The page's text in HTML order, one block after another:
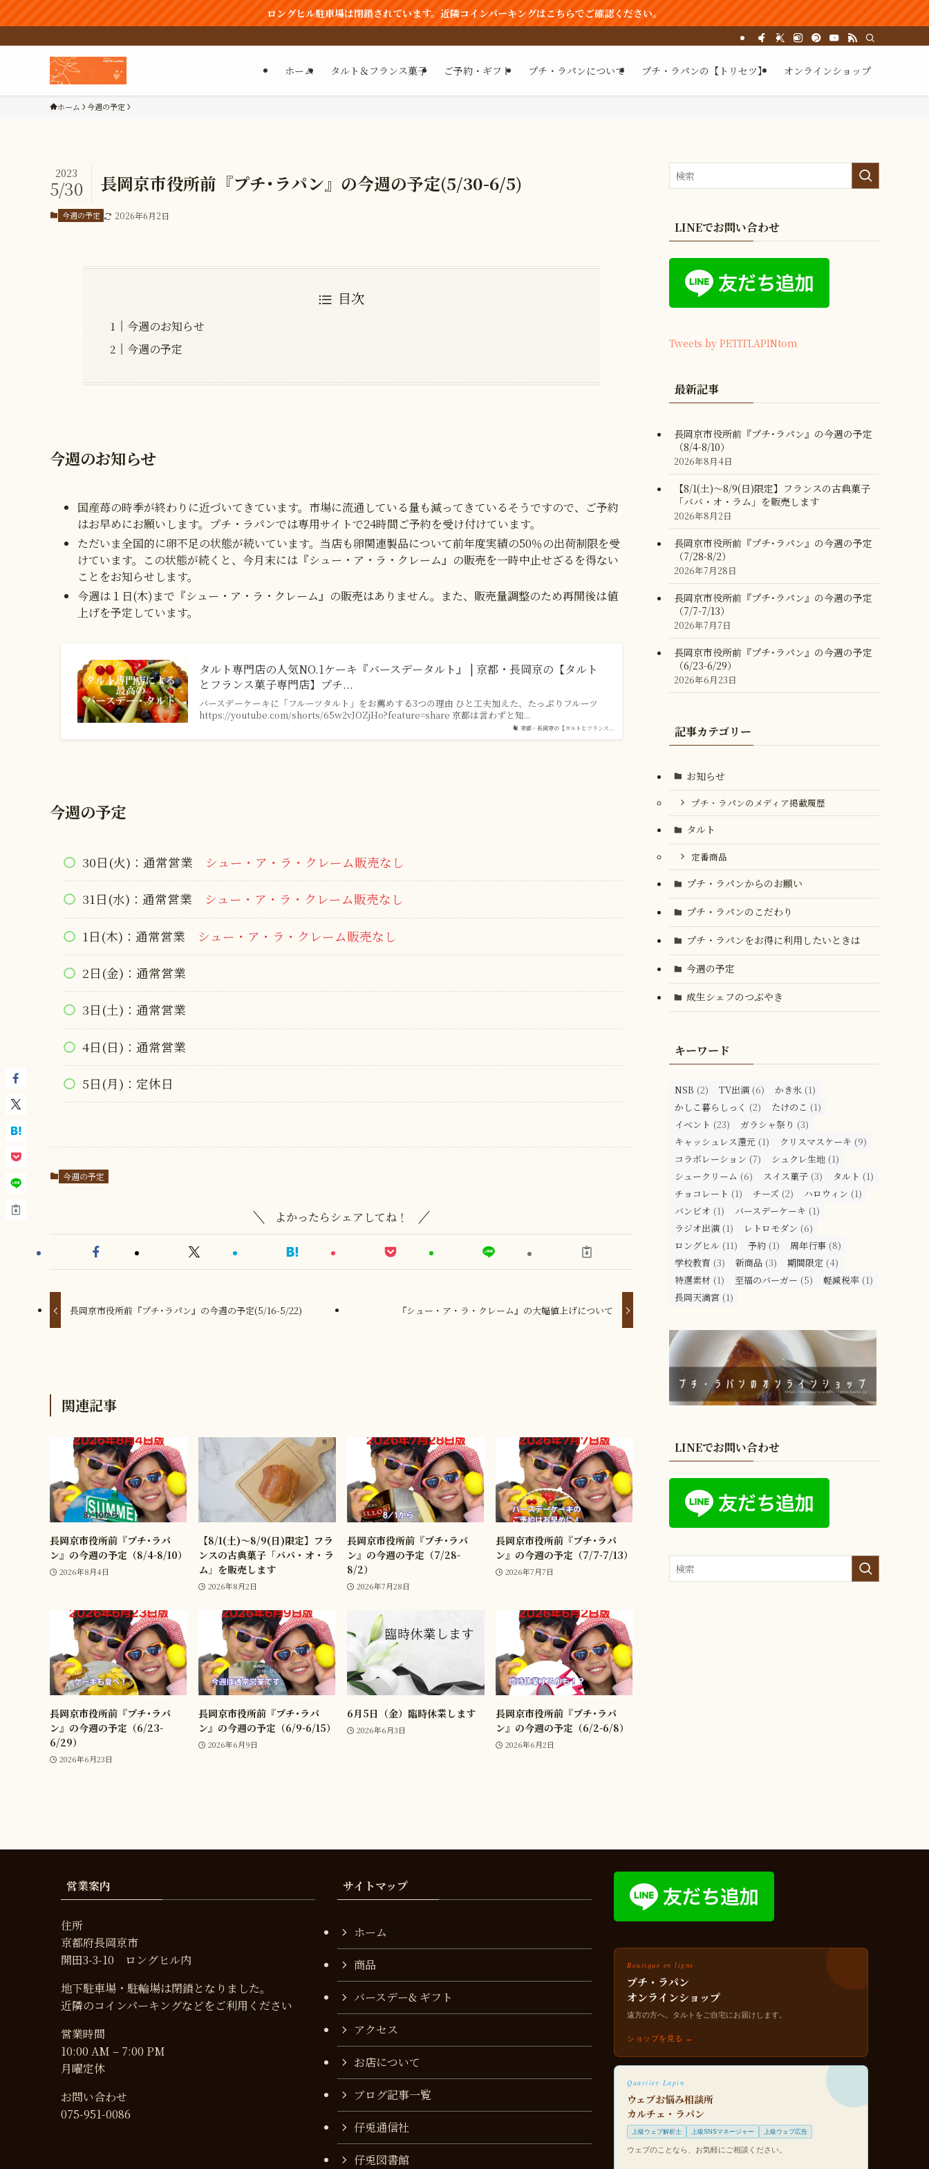
ロングヒル駐車場は閉鎖されています。近隣コインパーキングはこちらでご確認ください。
ホーム タルト＆フランス菓子 ご予約・ギフト プチ・ラパンについて プチ・ラパンの【トリセツ】 オンラインショップ
ホーム 今週の予定
長岡京市役所前『プチ･ラパン』の今週の予定(5/30-6/5)
2023
5/30
今週の予定 2026年6月2日
目次
今週のお知らせ
今週の予定
今週のお知らせ
国産苺の時季が終わりに近づいてきています。市場に流通している量も減ってきているそうですので、ご予約
はお早めにお願いします。プチ・ラパンでは専用サイトで24時間ご予約を受け付けています。
ただいま全国的に卵不足の状態が続いています。当店も卵関連製品について前年度実績の50％の出荷制限を受
けています。この状態が続くと、今月末には『シュー・ア・ラ・クレーム』の販売を一時中止せざるを得ない
ことをお知らせします。
今週は１日(木)まで『シュー・ア・ラ・クレーム』の販売はありません。また、販売量調整のため再開後は値
上げを予定しています。
京都・長岡京の【タルトとフランス...
タルト専門店の人気NO.1ケーキ『バースデータルト』 | 京都・長岡京の【タルト
とフランス菓子専門店】プチ...
バースデーケーキに「フルーツタルト」をお薦めする3つの理由 ひと工夫加えた、たっぷりフルーツ
https://youtube.com/shorts/65w2vJOZjHo?feature=share 京都は言わずと知...
今週の予定
30日(火)：通常営業 シュー・ア・ラ・クレーム販売なし
31日(水)：通常営業 シュー・ア・ラ・クレーム販売なし
1日(木)：通常営業 シュー・ア・ラ・クレーム販売なし
2日(金)：通常営業
3日(土)：通常営業
4日(日)：通常営業
5日(月)：定休日
今週の予定
よかったらシェアしてね！
長岡京市役所前『プチ･ラパン』の今週の予定(5/16-5/22) 『シュー・ア・ラ・クレーム』の大幅値上げについて
関連記事
長岡京市役所前『プチ･ラパ
ン』の今週の予定（8/4-8/10）
2026年8月4日
【8/1(土)〜8/9(日)限定】フラ
ンスの古典菓子「ババ・オ・ラ
ム」を販売します
2026年8月2日
長岡京市役所前『プチ･ラパ
ン』の今週の予定（7/28-
8/2）
2026年7月28日
長岡京市役所前『プチ･ラパ
ン』の今週の予定（7/7-7/13）
2026年7月7日
長岡京市役所前『プチ･ラパ
ン』の今週の予定（6/23-
6/29）
2026年6月23日
長岡京市役所前『プチ･ラパ
ン』の今週の予定（6/9-6/15）
2026年6月9日
6月5日（金）臨時休業します
2026年6月3日
長岡京市役所前『プチ･ラパ
ン』の今週の予定（6/2-6/8）
2026年6月2日
LINEでお問い合わせ
Tweets by PETITLAPINtom
最新記事
長岡京市役所前『プチ･ラパン』の今週の予定
（8/4-8/10）
2026年8月4日
【8/1(土)〜8/9(日)限定】フランスの古典菓子
「ババ・オ・ラム」を販売します
2026年8月2日
長岡京市役所前『プチ･ラパン』の今週の予定
（7/28-8/2）
2026年7月28日
長岡京市役所前『プチ･ラパン』の今週の予定
（7/7-7/13）
2026年7月7日
長岡京市役所前『プチ･ラパン』の今週の予定
（6/23-6/29）
2026年6月23日
記事カテゴリー
お知らせ
プチ・ラパンのメディア掲載履歴
タルト
定番商品
プチ・ラパンからのお願い
プチ・ラパンのこだわり
プチ・ラパンをお得に利用したいときは
今週の予定
成生シェフのつぶやき
キーワード
NSB (2) TV出演 (6) かき氷 (1)
かしこ暮らしっく (2) たけのこ (1)
イベント (23) ガラシャ祭り (3)
キャッシュレス還元 (1) クリスマスケーキ (9)
コラボレーション (7) シュクレ生地 (1)
シュークリーム (6) スイス菓子 (3) タルト (1)
チョコレート (1) チーズ (2) ハロウィン (1)
バンビオ (1) バースデーケーキ (1)
ラジオ出演 (1) レトロモダン (6)
ロングヒル (11) 予約 (1) 周年行事 (8)
学校教育 (3) 新商品 (3) 期間限定 (4)
特選素材 (1) 至福のバーガー (5) 軽減税率 (1)
長岡天満宮 (1)
LINEでお問い合わせ
営業案内
住所
京都府長岡京市
開田3-3-10 ロングヒル内
地下駐車場・駐輪場は閉鎖となりました。
近隣のコインパーキングなどをご利用ください
営業時間
10:00 AM – 7:00 PM
月曜定休
お問い合わせ
075-951-0086
サイトマップ
ホーム
商品
バースデー& ギフト
アクセス
お店について
ブログ記事一覧
仔兎通信社
仔兎図書館
Boutique en ligne
プチ・ラパン
オンラインショップ
遠方の方へ。タルトをご自宅にお届けします。
ショップを見る →
Quartier Lapin
ウェブお悩み相談所
カルチェ・ラパン
上級ウェブ解析士 上級SNSマネージャー 上級ウェブ広告
ウェブのことなら、お気軽にご相談ください。